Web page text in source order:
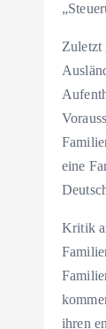
Zuletzt
eine
Kritik
ihren